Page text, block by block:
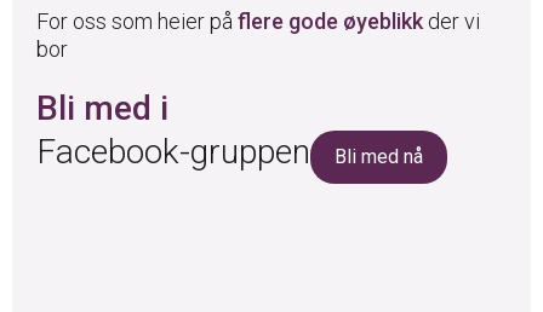
For oss som heier på flere gode øyeblikk der vi
bor
Bli med i
Facebook-gruppen
Bli med nå